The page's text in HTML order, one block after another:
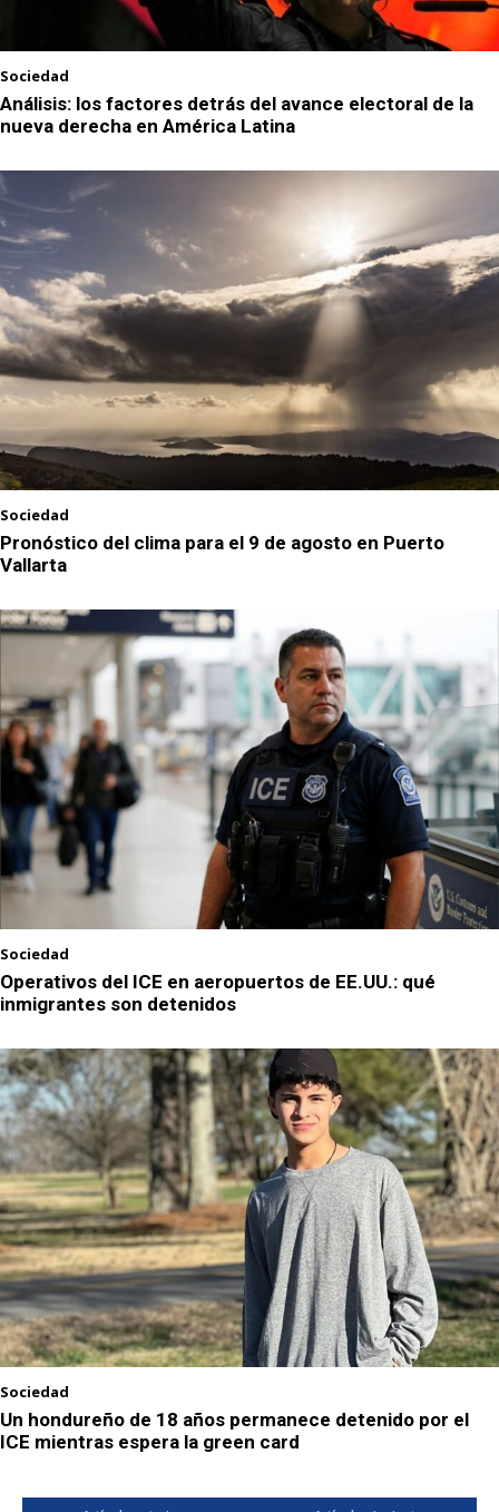
Sociedad
Análisis: los factores detrás del avance electoral de la
nueva derecha en América Latina
Sociedad
Pronóstico del clima para el 9 de agosto en Puerto
Vallarta
Sociedad
Operativos del ICE en aeropuertos de EE.UU.: qué
inmigrantes son detenidos
Sociedad
Un hondureño de 18 años permanece detenido por el
ICE mientras espera la green card